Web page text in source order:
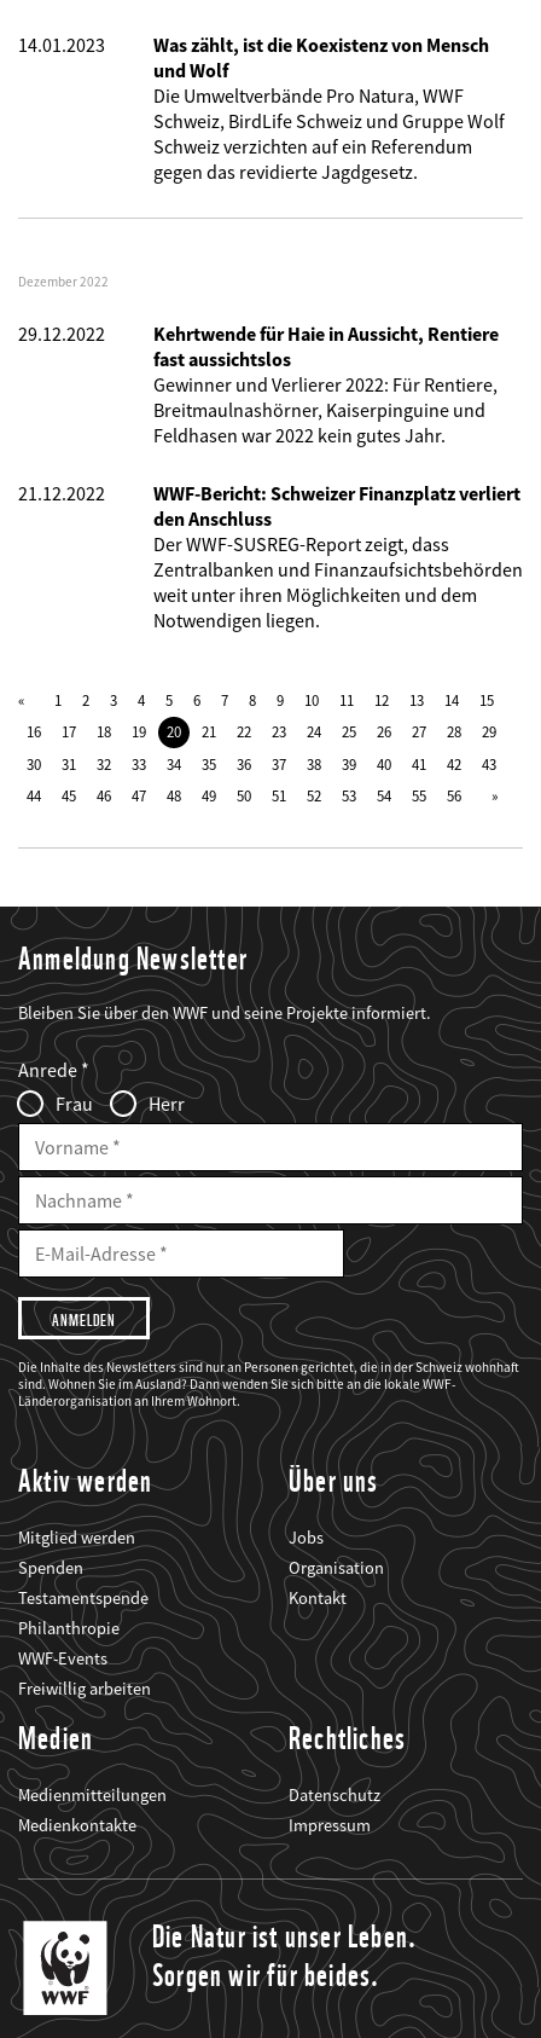
14.01.2023
Was zählt, ist die Koexistenz von Mensch
und Wolf
Die Umweltverbände Pro Natura, WWF
Schweiz, BirdLife Schweiz und Gruppe Wolf
Schweiz verzichten auf ein Referendum
gegen das revidierte Jagdgesetz.
Dezember 2022
29.12.2022
Kehrtwende für Haie in Aussicht, Rentiere
fast aussichtslos
Gewinner und Verlierer 2022: Für Rentiere,
Breitmaulnashörner, Kaiserpinguine und
Feldhasen war 2022 kein gutes Jahr.
21.12.2022
WWF-Bericht: Schweizer Finanzplatz verliert
den Anschluss
Der WWF-SUSREG-Report zeigt, dass
Zentralbanken und Finanzaufsichtsbehörden
weit unter ihren Möglichkeiten und dem
Notwendigen liegen.
1 2 3 4 5 6 7 8 9 10 11 12 13 14
15
16
17 18 19 20 21 22 23 24 25 26 27 28
29
30
31 32 33 34 35 36 37 38 39 40 41 42
43
44
45 46 47 48 49 50 51 52 53 54 55 56
Anmeldung Newsletter
Bleiben Sie über den WWF und seine Projekte informiert.
Web2Case
Infofelder
Fieldset
anrede_name
Anrede
Frau
Herr
Vorname
Nachname
E-
Mailadresse
E-
Adresse
Ich
möchte,
dass
der
WWF
mich
über
seine
Projekte
informiert.
Die Inhalte des Newsletters sind nur an Personen gerichtet, die in der Schweiz wohnhaft
sind. Wohnen Sie im Ausland? Dann wenden Sie sich bitte an die lokale WWF-
Länderorganisation an Ihrem Wohnort.
Aktiv werden
Mitglied werden
Spenden
Testamentspende
Philanthropie
WWF-Events
Freiwillig arbeiten
Über uns
Jobs
Organisation
Kontakt
Medien
Medienmitteilungen
Medienkontakte
Rechtliches
Datenschutz
Impressum
Die Natur ist unser Leben.
Sorgen wir für beides.